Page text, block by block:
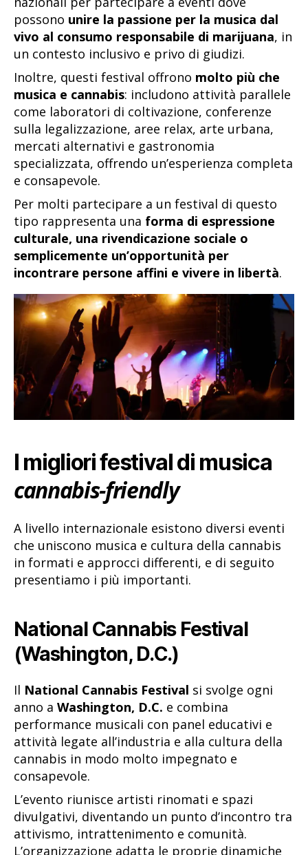
possono unire la passione per la musica dal
vivo al consumo responsabile di marijuana, in
un contesto inclusivo e privo di giudizi.
Inoltre, questi festival offrono molto più che
musica e cannabis: includono attività parallele
come laboratori di coltivazione, conferenze
sulla legalizzazione, aree relax, arte urbana,
mercati alternativi e gastronomia
specializzata, offrendo un’esperienza completa
e consapevole.
Per molti partecipare a un festival di questo
tipo rappresenta una forma di espressione
culturale, una rivendicazione sociale o
semplicemente un’opportunità per
incontrare persone affini e vivere in libertà.
I migliori festival di musica
cannabis-friendly
A livello internazionale esistono diversi eventi
che uniscono musica e cultura della cannabis
in formati e approcci differenti, e di seguito
presentiamo i più importanti.
National Cannabis Festival
(Washington, D.C.)
Il National Cannabis Festival si svolge ogni
anno a Washington, D.C. e combina
performance musicali con panel educativi e
attività legate all’industria e alla cultura della
cannabis in modo molto impegnato e
consapevole.
L’evento riunisce artisti rinomati e spazi
divulgativi, diventando un punto d’incontro tra
attivismo, intrattenimento e comunità.
L’organizzazione adatta le proprie dinamiche